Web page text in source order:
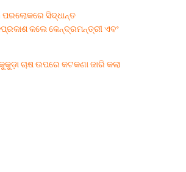
ପରଲୋକରେ ସିଦ୍ଧାନ୍ତ
କଲେ କେନ୍ଦ୍ରମନ୍ତ୍ରୀ ଏବଂ
ଚାଷ ଉପରେ କଟକଣା ଜାରି କଲା